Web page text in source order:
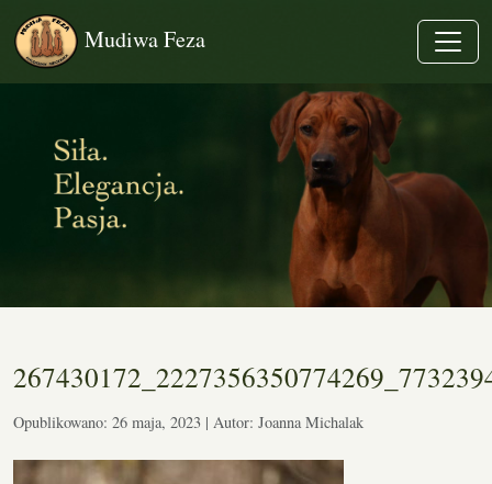
Mudiwa Feza
Opublikowano: 26 maja, 2023 | Autor: Joanna Michalak